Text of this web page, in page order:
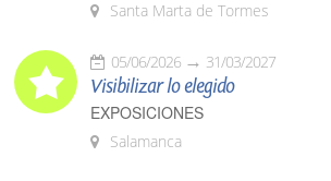
Santa Marta de Tormes
05/06/2026 31/03/2027
Visibilizar lo elegido
EXPOSICIONES
Salamanca